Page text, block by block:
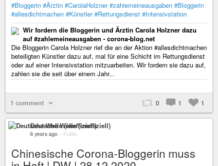
#Bloggerin #Ärztin #CarolaHolzner #zahlemeineausgaben #Bloggerin
#allesdichtmachen #Künstler #Rettungsdienst #Intensivstation
Wir fordern die Bloggerin und Ärztin Carola Holzner dazu
auf #zahlemeineausgaben - corona-blog.net
Die Bloggerin Carola Holzner rief die an der Aktion #allesdichtmachen
beteiligten Künstler dazu auf, mal für eine Schicht im Rettungsdienst
oder auf einer Intensivstation mitzuarbeiten. Wir fordern sie dazu auf,
zahlen sie die seit über einem Jahr...
1 comment 0 1 1
Deutsche Welle (inoffiziell)
6 years ago – Public
Chinesische Corona-Bloggerin muss